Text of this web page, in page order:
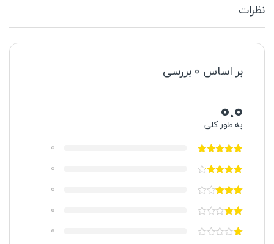
نظرات
بر اساس 0 بررسی
0.0
به طور کلی
0
0
0
0
0